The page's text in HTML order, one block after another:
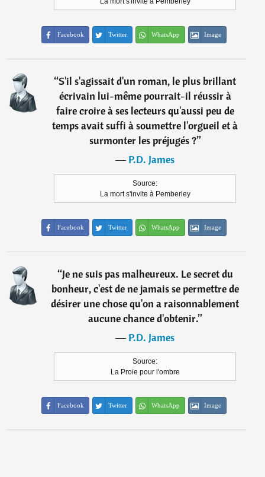
Facebook Twitter WhatsApp Image
“S'il s'agissait d'un roman, le plus brillant
écrivain lui-même pourrait-il réussir à
faire croire à ses lecteurs qu'aussi peu de
temps avait suffi à soumettre l'orgueil et à
surmonter les préjugés ?”
―P.D. James
Source:
La mort s'invite à Pemberley
Facebook Twitter WhatsApp Image
“Je ne suis pas malheureux. Le secret du
bonheur, c'est de ne jamais se permettre de
désirer une chose qu'on a raisonnablement
aucune chance d'obtenir.”
―P.D. James
Source:
La Proie pour l'ombre
Facebook Twitter WhatsApp Image